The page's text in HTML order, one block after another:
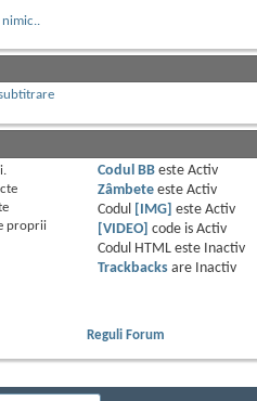
nimic..
proprii
Codul BBeste Activ
Zâmbeteeste Activ
Codul
[IMG] este Activ
[VIDEO] code is Activ
Codul HTML este
Inactiv
Trackbacksare
Inactiv
Reguli Forum